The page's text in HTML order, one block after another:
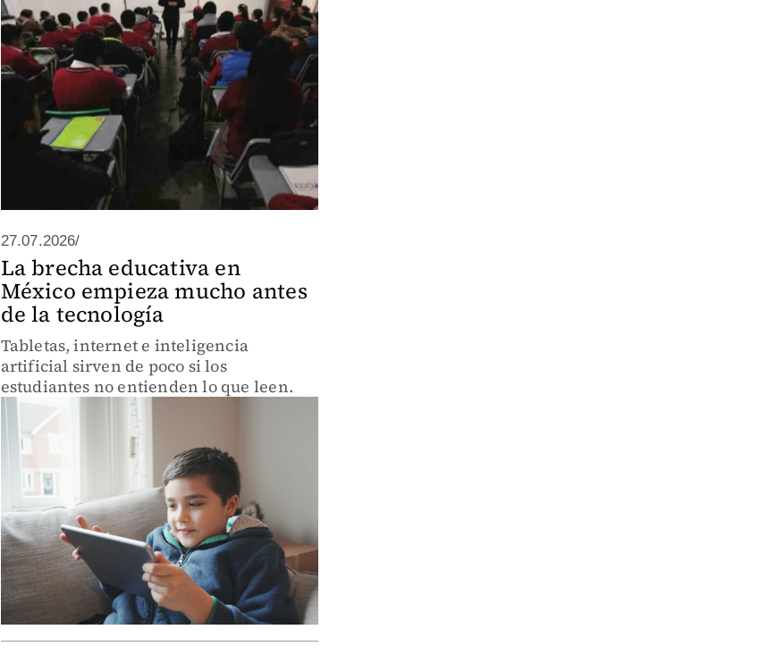
27.07.2026/
La brecha educativa en
México empieza mucho antes
de la tecnología
Tabletas, internet e inteligencia
artificial sirven de poco si los
estudiantes no entienden lo que leen.